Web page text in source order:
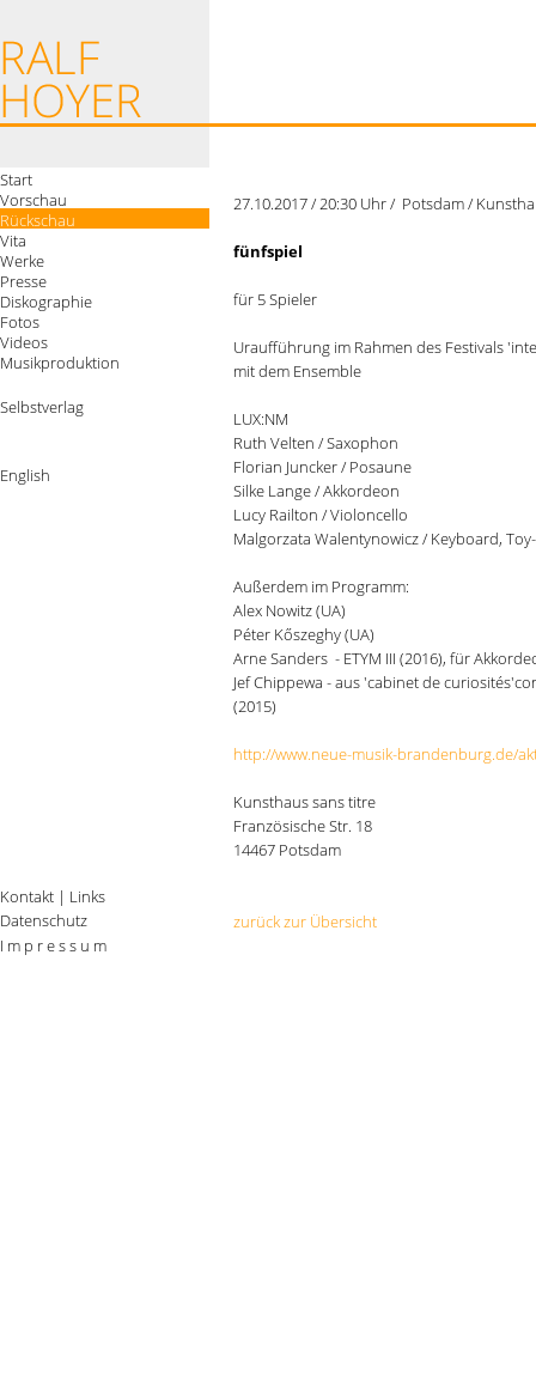
Start
Vorschau
Rückschau
Vita
Werke
Presse
Diskographie
Fotos
Videos
Musikproduktion
Selbstverlag
English
27.10.2017 / 20:30 Uhr / Potsdam /
fünfspiel
für 5 Spieler
Uraufführung im Rahmen des Festivals
mit dem Ensemble
LUX:NM
Ruth Velten / Saxophon
Florian Juncker / Posaune
Silke Lange / Akkordeon
Lucy Railton / Violoncello
Malgorzata Walentynowicz / Keyboard,
Außerdem im Programm:
Alex Nowitz (UA)
Péter Kőszeghy (UA)
Arne Sanders - ETYM III (2016), für
Jef Chippewa - aus 'cabinet de
(2015)
http://www.neue-musik-brandenburg.de/
Kunsthaus sans titre
Französische Str. 18
14467 Potsdam
zurück zur Übersicht
Kontakt | Links
Datenschutz
I m p r e s s u m